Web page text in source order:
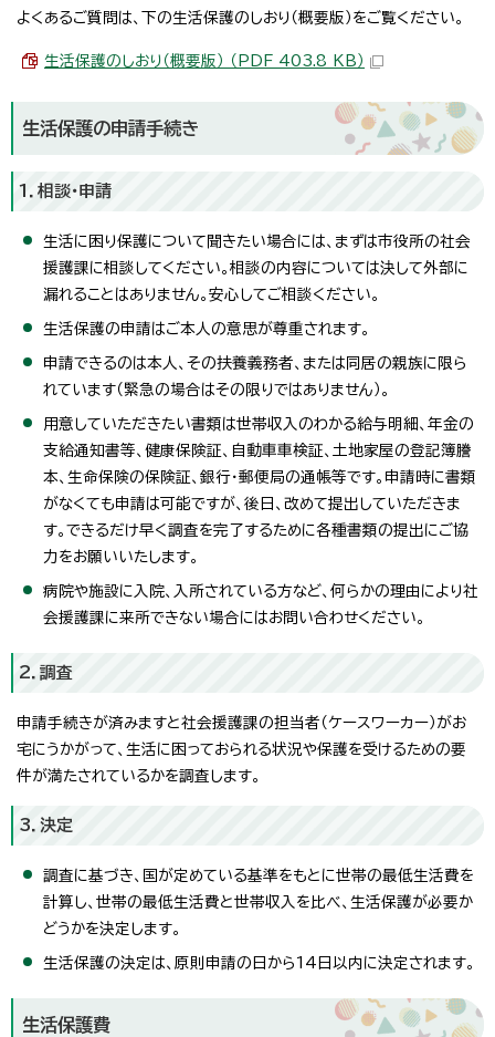
よくあるご質問は、下の生活保護のしおり（概要版）をご覧ください。
生活保護のしおり（概要版） （PDF 403.8 KB）
生活保護の申請手続き
1．相談・申請
生活に困り保護について聞きたい場合には、まずは市役所の社会
援護課に相談してください。相談の内容については決して外部に
漏れることはありません。安心してご相談ください。
生活保護の申請はご本人の意思が尊重されます。
申請できるのは本人、その扶養義務者、または同居の親族に限ら
れています（緊急の場合はその限りではありません）。
用意していただきたい書類は世帯収入のわかる給与明細、年金の
支給通知書等、健康保険証、自動車車検証、土地家屋の登記簿謄
本、生命保険の保険証、銀行・郵便局の通帳等です。申請時に書類
がなくても申請は可能ですが、後日、改めて提出していただきま
す。できるだけ早く調査を完了するために各種書類の提出にご協
力をお願いいたします。
病院や施設に入院、入所されている方など、何らかの理由により社
会援護課に来所できない場合にはお問い合わせください。
2．調査
申請手続きが済みますと社会援護課の担当者（ケースワーカー）がお
宅にうかがって、生活に困っておられる状況や保護を受けるための要
件が満たされているかを調査します。
3．決定
調査に基づき、国が定めている基準をもとに世帯の最低生活費を
計算し、世帯の最低生活費と世帯収入を比べ、生活保護が必要か
どうかを決定します。
生活保護の決定は、原則申請の日から14日以内に決定されます。
生活保護費